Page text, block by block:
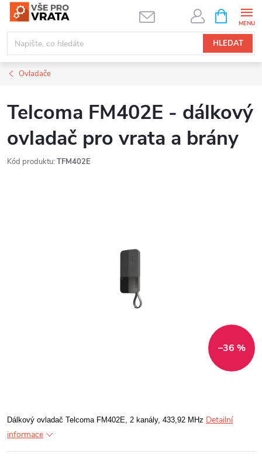
Přejít
obsah
HLEDAT
NÁKUPNÍ
KOŠÍK
Ovladače
Telcoma FM402E - dálkový
ovladač pro vrata a brány
Kód produktu: TFM402E
–36 %
Dálkový ovladač Telcoma FM402E, 2 kanály, 433,92 MHz Detailní
informace